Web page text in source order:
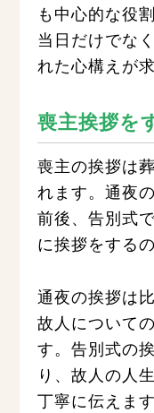
も中心的な役
当日だけでな
れた心構えが
喪主挨拶を
喪主の挨拶は
れます。通夜
前後、告別式
に挨拶をする
通夜の挨拶は
故人について
す。告別式の
り、故人の人
丁寧に伝えま